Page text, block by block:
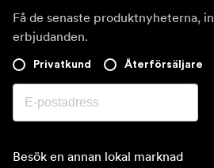
Få de senaste produktnyheterna,
erbjudanden.
Privatkund Återförsäljare
Besök en annan lokal marknad